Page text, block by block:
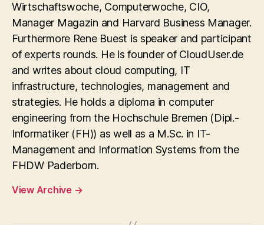
Wirtschaftswoche, Computerwoche, CIO,
Manager Magazin and Harvard Business Manager.
Furthermore Rene Buest is speaker and participant
of experts rounds. He is founder of CloudUser.de
and writes about cloud computing, IT
infrastructure, technologies, management and
strategies. He holds a diploma in computer
engineering from the Hochschule Bremen (Dipl.-
Informatiker (FH)) as well as a M.Sc. in IT-
Management and Information Systems from the
FHDW Paderborn.
View Archive →